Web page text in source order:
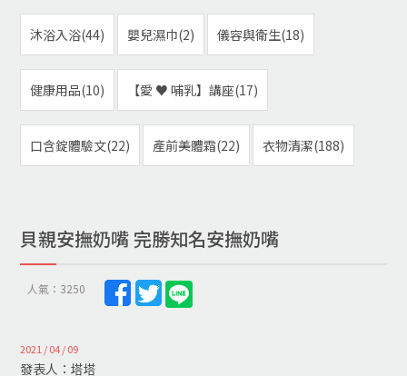
沐浴入浴(44) 嬰兒濕巾(2) 儀容與衛生(18)
健康用品(10) 【愛 ♥ 哺乳】講座(17)
口含錠體驗文(22) 產前美體霜(22) 衣物清潔(188)
貝親安撫奶嘴 完勝知名安撫奶嘴
人氣：3250
2021 / 04 / 09
發表人：塔塔